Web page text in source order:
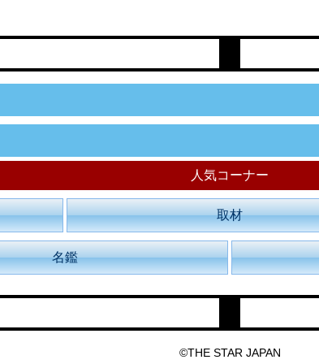
人気コーナー
取材
名鑑
©THE STAR JAPAN